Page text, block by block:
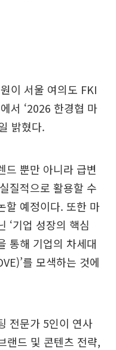
이 서울 여의도 FKI
서 ‘2026 한경협 마
밝혔다.
드 뿐만 아니라 급변
질적으로 활용할 수
할 예정이다. 또한 마
‘기업 성장의 핵심
통해 기업의 차세대
를 모색하는 것에
전문가 5인이 연사
랜드 및 콘텐츠 전략,